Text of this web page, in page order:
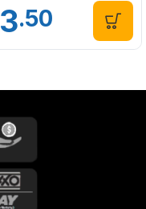
3.50